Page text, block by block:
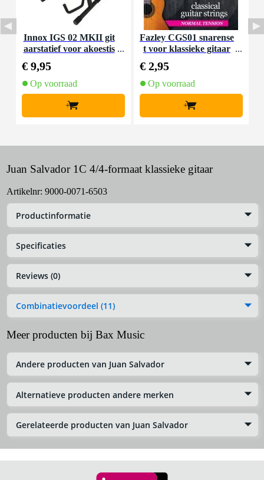
Innox IGS 02 MKII git
aarstatief voor akoestis
€ 9,95
Op voorraad
+
Fazley CGS01 snarense
t voor klassieke gitaar
€ 2,95
Op voorraad
+
Juan Salvador 1C 4/4-formaat klassieke gitaar
Artikelnr: 9000-0071-6503
Productinformatie
Specificaties
Reviews (0)
Combinatievoordeel (11)
Meer producten bij Bax Music
Andere producten van Juan Salvador
Alternatieve producten andere merken
Gerelateerde producten van Juan Salvador